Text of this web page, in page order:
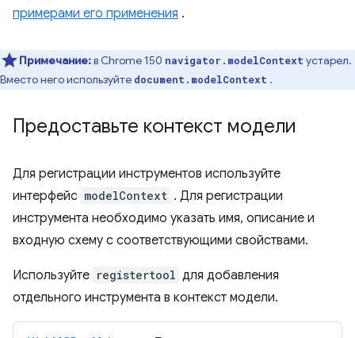
примерами его применения .
Примечание:в Chrome 150 navigator.modelContext устарел.
Вместо него используйте document.modelContext .
Предоставьте контекст модели
Для регистрации инструментов используйте
интерфейс modelContext . Для регистрации
инструмента необходимо указать имя, описание и
входную схему с соответствующими свойствами.
Используйте registertool для добавления
отдельного инструмента в контекст модели.